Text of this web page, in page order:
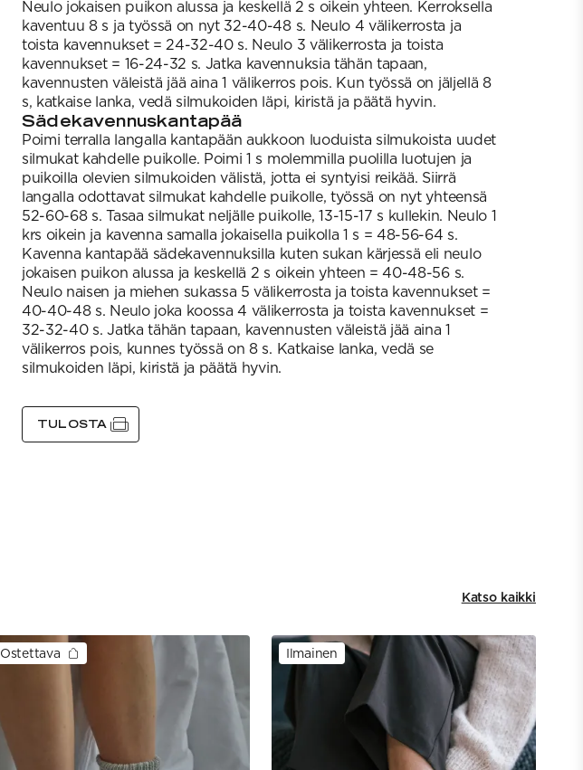
Neulo jokaisen puikon alussa ja keskellä 2 s oikein yhteen. Kerroksella
kaventuu 8 s ja työssä on nyt 32-40-48 s. Neulo 4 välikerrosta ja
toista kavennukset = 24-32-40 s. Neulo 3 välikerrosta ja toista
kavennukset = 16-24-32 s. Jatka kavennuksia tähän tapaan,
kavennusten väleistä jää aina 1 välikerros pois. Kun työssä on jäljellä 8
s, katkaise lanka, vedä silmukoiden läpi, kiristä ja päätä hyvin.
Sädekavennuskantapää
Poimi terralla langalla kantapään aukkoon luoduista silmukoista uudet
silmukat kahdelle puikolle. Poimi 1 s molemmilla puolilla luotujen ja
puikoilla olevien silmukoiden välistä, jotta ei syntyisi reikää. Siirrä
langalla odottavat silmukat kahdelle puikolle, työssä on nyt yhteensä
52-60-68 s. Tasaa silmukat neljälle puikolle, 13-15-17 s kullekin. Neulo 1
krs oikein ja kavenna samalla jokaisella puikolla 1 s = 48-56-64 s.
Kavenna kantapää sädekavennuksilla kuten sukan kärjessä eli neulo
jokaisen puikon alussa ja keskellä 2 s oikein yhteen = 40-48-56 s.
Neulo naisen ja miehen sukassa 5 välikerrosta ja toista kavennukset =
40-40-48 s. Neulo joka koossa 4 välikerrosta ja toista kavennukset =
32-32-40 s. Jatka tähän tapaan, kavennusten väleistä jää aina 1
välikerros pois, kunnes työssä on 8 s. Katkaise lanka, vedä se
silmukoiden läpi, kiristä ja päätä hyvin.
TULOSTA
Katso kaikki
Ostettava Ilmainen